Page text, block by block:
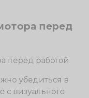
перед
убедиться в
с визуального